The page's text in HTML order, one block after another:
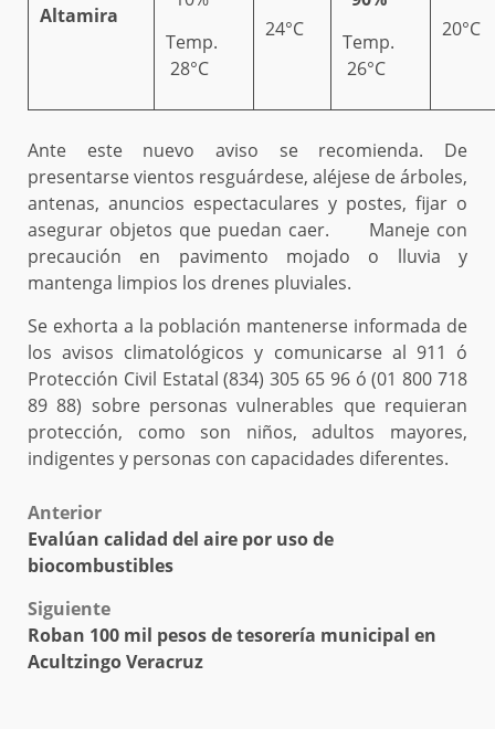
Altamira
Temp.
28°C
24°C
Temp.
26°C
20°C
Ante este nuevo aviso se recomienda. De
presentarse vientos resguárdese, aléjese de árboles,
antenas, anuncios espectaculares y postes, fijar o
asegurar objetos que puedan caer. Maneje con
precaución en pavimento mojado o lluvia y
mantenga limpios los drenes pluviales.
Se exhorta a la población mantenerse informada de
los avisos climatológicos y comunicarse al 911 ó
Protección Civil Estatal (834) 305 65 96 ó (01 800 718
89 88) sobre personas vulnerables que requieran
protección, como son niños, adultos mayores,
indigentes y personas con capacidades diferentes.
Post
navigation
Anterior
Evalúan calidad del aire por uso de
biocombustibles
Siguiente
Roban 100 mil pesos de tesorería municipal en
Acultzingo Veracruz